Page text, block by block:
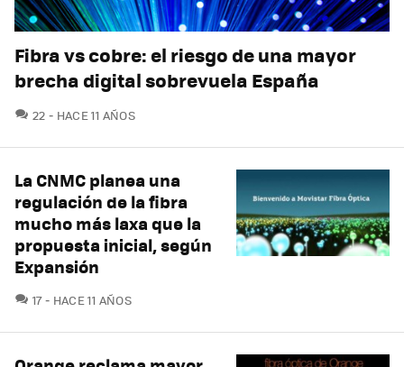
Fibra vs cobre: el riesgo de una mayor
brecha digital sobrevuela España
22 COMENTARIOS
HACE 11 AÑOS
La CNMC planea una
regulación de la fibra
mucho más laxa que la
propuesta inicial, según
Expansión
17COMENTARIOS
HACE 11 AÑOS